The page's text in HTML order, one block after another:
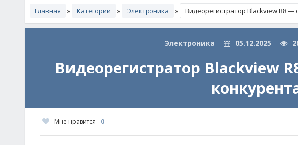
Главная » Категории » Электроника » Видеорегистратор Blackview R8 —
Электроника 05.12.2025
Видеорегистратор Blackview
Мне нравится 0